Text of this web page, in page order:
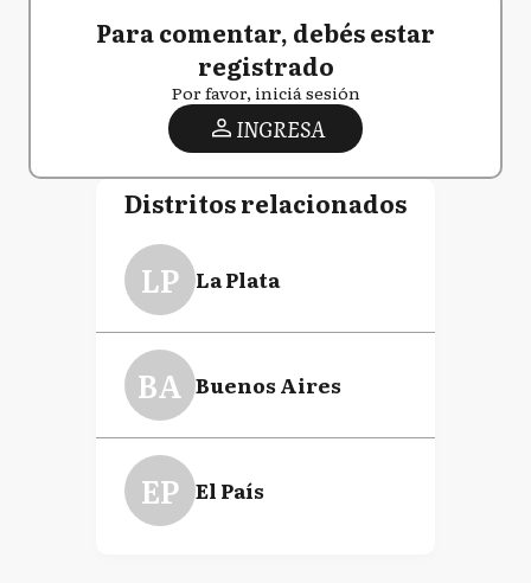
Para comentar, debés estar
registrado
Por favor, iniciá sesión
INGRESA
Distritos relacionados
LP La Plata
BA Buenos Aires
EP El País